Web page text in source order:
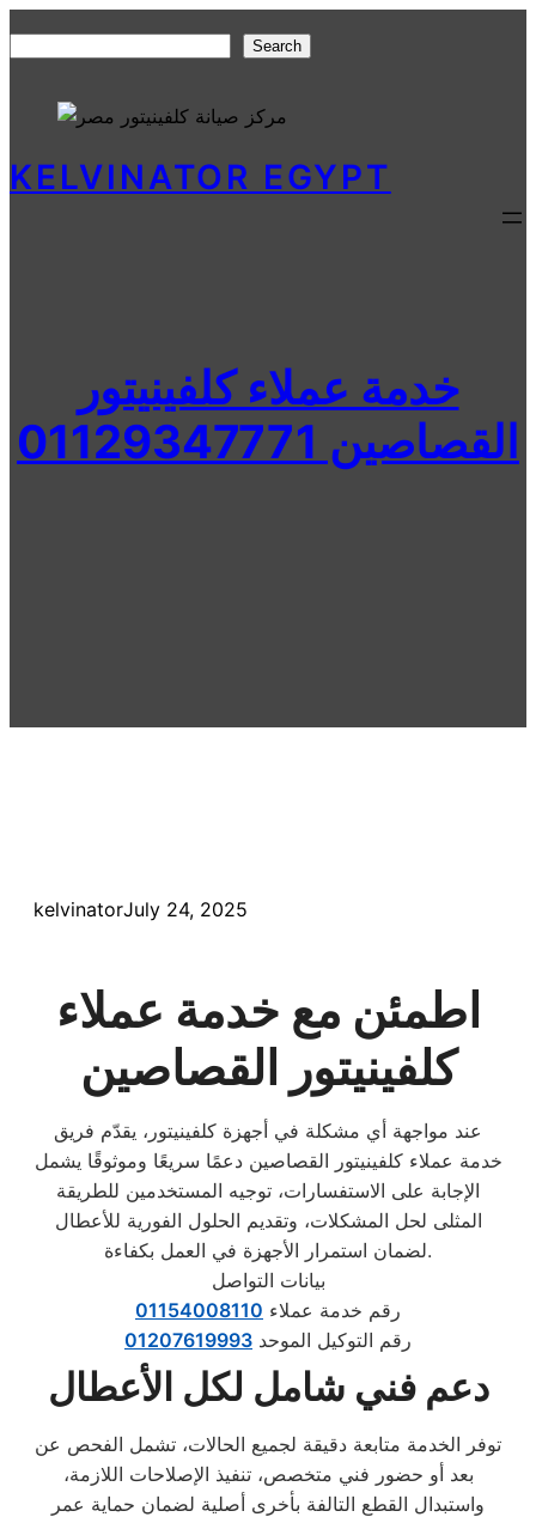
to
Search
KELVINATOR EGYPT
خدمة عملاء كلفينيتور
القصاصين 01129347771
kelvinatorJuly 24, 2025
اطمئن مع خدمة عملاء
كلفينيتور القصاصين
عند مواجهة أي مشكلة في أجهزة كلفينيتور، يقدّم فريق
خدمة عملاء كلفينيتور القصاصين دعمًا سريعًا وموثوقًا يشمل
الإجابة على الاستفسارات، توجيه المستخدمين للطريقة
المثلى لحل المشكلات، وتقديم الحلول الفورية للأعطال
لضمان استمرار الأجهزة في العمل بكفاءة.
بيانات التواصل
رقم خدمة عملاء 01154008110
رقم التوكيل الموحد 01207619993
دعم فني شامل لكل الأعطال
توفر الخدمة متابعة دقيقة لجميع الحالات، تشمل الفحص عن
بعد أو حضور فني متخصص، تنفيذ الإصلاحات اللازمة،
واستبدال القطع التالفة بأخرى أصلية لضمان حماية عمر